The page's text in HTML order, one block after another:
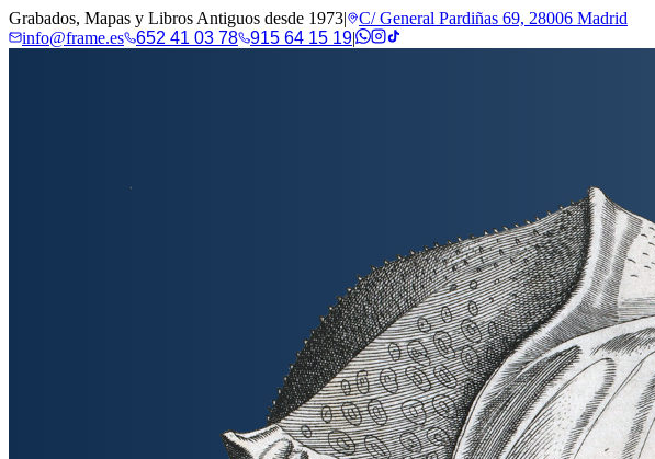
Grabados, Mapas y Libros Antiguos desde 1973|
C/ General Pardiñas 69, 28006 Madrid
info@frame.es
652 41 03 78 915 64 15 19|